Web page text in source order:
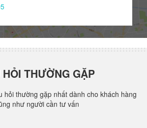
HỎI THƯỜNG GẶP
hỏi thường gặp nhất dành cho khách hàng
như người cần tư vấn